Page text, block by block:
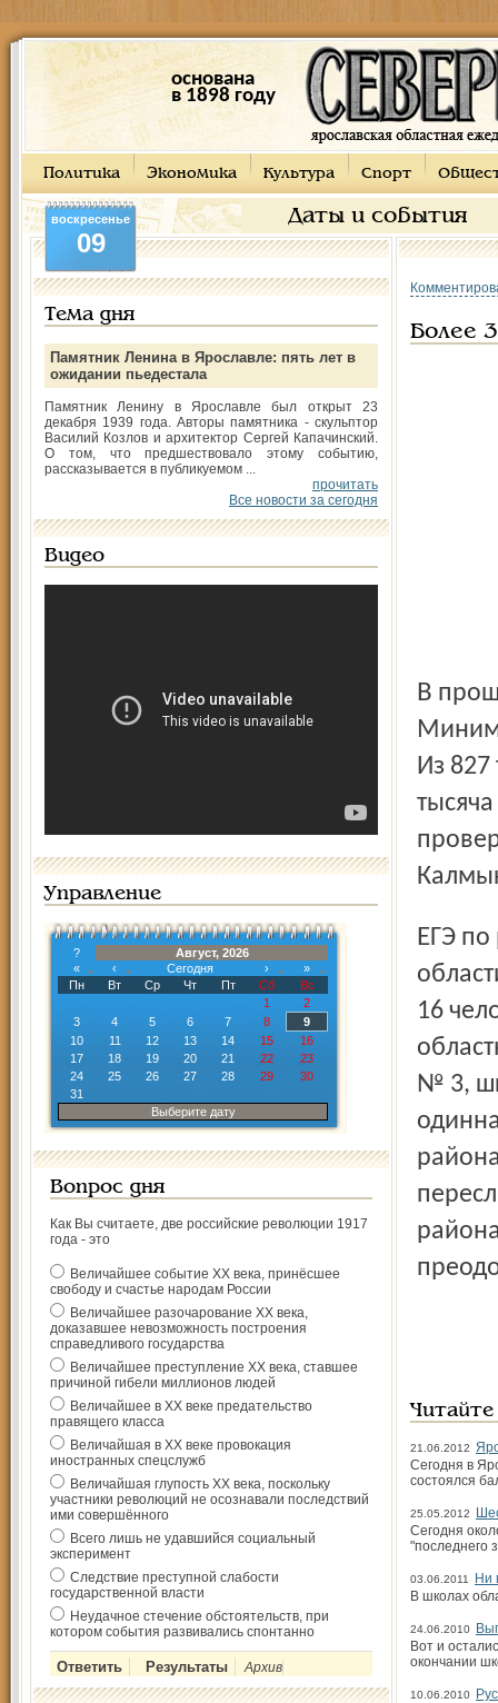
основана
в 1898 году
Политика Экономика Культура Спорт
Даты и события
воскресенье
09
Тема дня
Памятник Ленина в Ярославле: пять лет в
ожидании пьедестала
Памятник Ленину в Ярославле был открыт 23
декабря 1939 года. Авторы памятника - скульптор
Василий Козлов и архитектор Сергей Капачинский.
О том, что предшествовало этому событию,
рассказывается в публикуемом ...
прочитать
Все новости за сегодня
Видео
Управление
?
Август, 2026
«
‹ Сегодня ›
»
Пн
Вт Ср Чт Пт Сб
Вс
1
2
3
4 5 6 7 8
9
10
11 12 13 14 15
16
17
18 19 20 21 22
23
24
25 26 27 28 29
30
31
Выберите дату
Вопрос дня
Как Вы считаете, две российские революции 1917
года - это
Величайшее событие ХХ века, принёсшее
свободу и счастье народам России
Величайшее разочарование ХХ века,
доказавшее невозможность построения
справедливого государства
Величайшее преступление ХХ века, ставшее
причиной гибели миллионов людей
Величайшее в ХХ веке предательство
правящего класса
Величайшая в ХХ веке провокация
иностранных спецслужб
Величайшая глупость ХХ века, поскольку
участники революций не осознавали последствий
ими совершённого
Всего лишь не удавшийся социальный
эксперимент
Следствие преступной слабости
государственной власти
Неудачное стечение обстоятельств, при
котором события развивались спонтанно
Архив
Более
В прошлом году этот предмет завалили 4,1 процента.
Из 827
ЕГЭ по русскому языку на территории Ярославской
16
№ 3,
21.06.2012
Сегодня в
состоялся
25.05.2012
Сегодня
"последнего
03.06.2011
Ни
В школах
24.06.2010
Вот и
окончании
10.06.2010